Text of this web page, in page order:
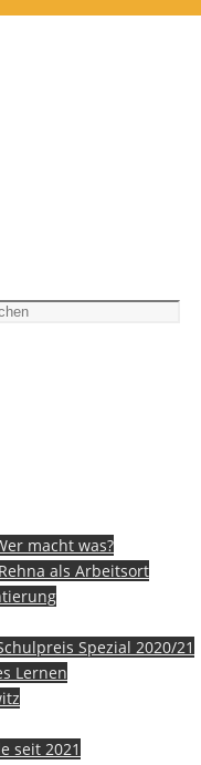
macht was?
als Arbeitsort
Spezial 2020/21
Lernen
seit 2021